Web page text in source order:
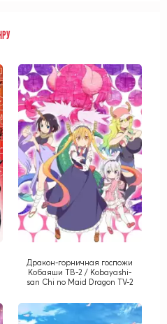
Дракон-горничная госпожи
Кобаяши ТВ-2 / Kobayashi-
san Chi no Maid Dragon TV-2